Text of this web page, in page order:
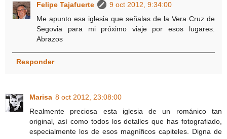
Felipe Tajafuerte
9 oct 2012, 9:34:00
Me apunto esa iglesia que señalas de la Vera Cruz de
Segovia para mi próximo viaje por esos lugares.
Abrazos
Responder
Marisa 8 oct 2012, 23:08:00
Realmente preciosa esta iglesia de un románico tan
original, así como todos los detalles que has fotografiado,
especialmente los de esos magníficos capiteles. Digna de